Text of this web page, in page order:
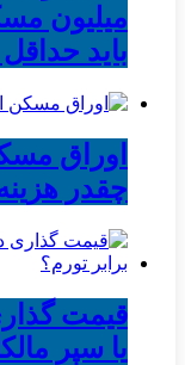
میلیون
باید
اوراق
چقدر
قیمت
یا سپر